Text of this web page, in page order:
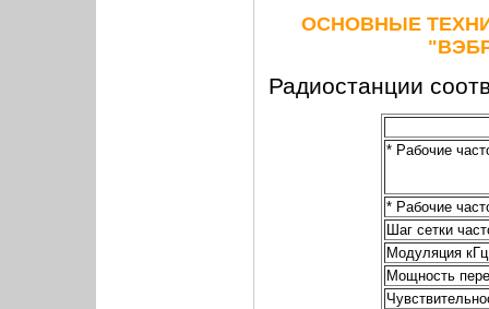
ОСНОВНЫЕ
Радиостанции
* Рабочие
* Рабочие
Шаг сетки
Модуляция
Мощность